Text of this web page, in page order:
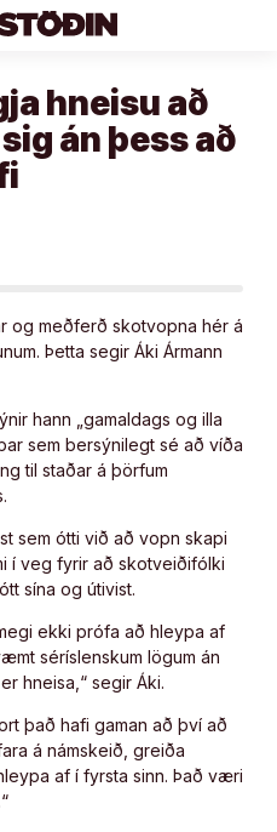
hneisu að
án þess að
og meðferð skotvopna hér á
Þetta segir Áki Ármann
hann „gamaldags og illa
sem bersýnilegt sé að víða
til staðar á þörfum
sem ótti við að vopn skapi
í veg fyrir að skotveiðifólki
sína og útivist.
ekki prófa að hleypa af
séríslenskum lögum án
hneisa,“ segir Áki.
það hafi gaman að því að
á námskeið, greiða
af í fyrsta sinn. Það væri